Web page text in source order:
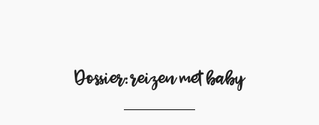
Dossier: reizen met baby